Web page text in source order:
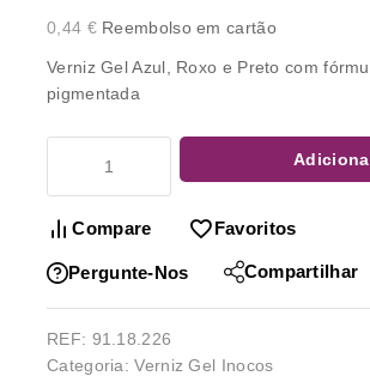
0,44 €Reembolso em cartão
Verniz Gel Azul, Roxo e Preto com
pigmentada
Compare Favoritos
Pergunte-Nos Compartilhar
REF: 91.18.226
Categoria:Verniz Gel Inocos